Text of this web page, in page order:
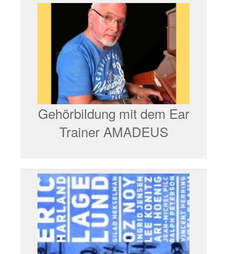
Gehörbildung mit dem Ear
Trainer AMADEUS